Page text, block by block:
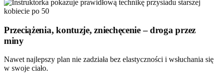
Przeciążenia, kontuzje, zniechęcenie – droga przez
miny
Nawet najlepszy plan nie zadziała bez elastyczności i wsłuchania się
w swoje ciało.